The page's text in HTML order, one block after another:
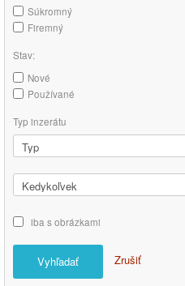
Súkromný
Firemný
Stav:
Nové
Používané
Typ inzerátu
iba s obrázkami
Vyhľadať Zrušiť